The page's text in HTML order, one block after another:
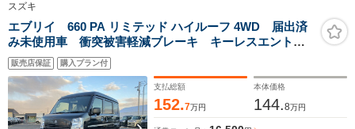
スズキ
エブリイ 660 PA リミテッド ハイルーフ 4WD 届出済
み未使用車 衝突被害軽減ブレーキ キーレスエントリ
ー パートタイム4WD マニュアルエアコン オートハ
イビーム クリアランスソナー アイドリングストッ
プ 横滑り防止 スピーカー一体型ラジオ
販売店保証 購入プラン付
支払総額
152.7万円
本体価格
144.8万円